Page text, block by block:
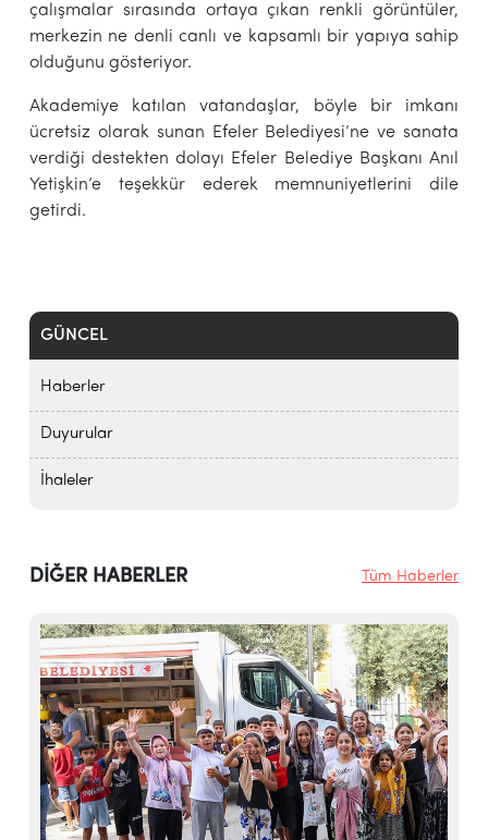
GÜNCEL
Haberler
Duyurular
İhaleler
çalışmalar sırasında ortaya çıkan renkli görüntüler,
merkezin ne denli canlı ve kapsamlı bir yapıya sahip
olduğunu gösteriyor.
Akademiye katılan vatandaşlar, böyle bir imkanı
ücretsiz olarak sunan Efeler Belediyesi’ne ve sanata
verdiği destekten dolayı Efeler Belediye Başkanı Anıl
Yetişkin’e teşekkür ederek memnuniyetlerini dile
getirdi.
DİĞER HABERLER Tüm Haberler